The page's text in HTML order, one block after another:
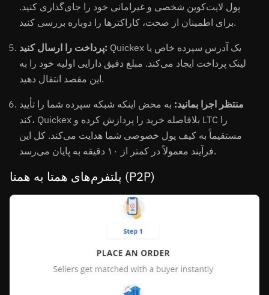
پول لایت‌کوین شخصی و غیرامانی خود را جای‌گذاری کنید.
برای اطمینان از صحت، کاراکترها را دوباره بررسی کنید.
پرداخت را ارسال کنید: Quickex یک آدرس سپرده خاص یا
لینک پرداخت ایجاد می‌کند. مبلغ دقیق دارایی اولیه خود را به
این مقصد انتقال دهید.
منتظر اجرا بمانید: به محض اینکه شبکه سپرده شما را تأیید
کند، Quickex بلافاصله خرید را پردازش کرده و LTC را
مستقیماً به کیف پول خصوصی شما هدایت می‌کند. کل این
فرآیند معمولاً در کمتر از ۱۰ دقیقه به پایان می‌رسد.
پلتفرم‌های همتا به همتا (P2P)